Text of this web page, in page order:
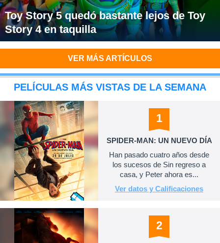
Toy Story 5 quedó bastante lejos de Toy
Story 4 en taquilla
VER MÁS ARTÍCULOS
PELÍCULAS MÁS VISTAS DE LA SEMANA
1
SPIDER-MAN: UN NUEVO DÍA
Han pasado cuatro años desde
los sucesos de Sin regreso a
casa, y Peter ahora es...
Ver datos y Calificaciones
2